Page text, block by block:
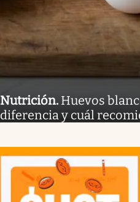
Nutrición. Huevos
diferencia y cuál